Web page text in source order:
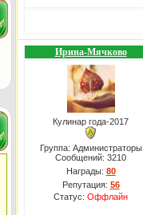
Ирина-Мячково
Кулинар года-2017
Группа: Администраторы
Сообщений: 3210
Награды: 80
Репутация: 56
Статус: Оффлайн